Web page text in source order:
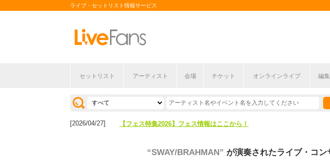
ライブ・セットリスト情報サービス
セットリスト アーティスト 会場 チケット オンラインライブ 編
[2026/07/28] 【ライブ動員ランキング】2026年上半期編発表！
[2026/04/27] 【フェス特集2026】フェス情報はここから！
“SWAY/BRAHMAN” が演奏されたライブ・コン